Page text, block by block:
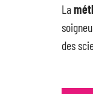
La
des